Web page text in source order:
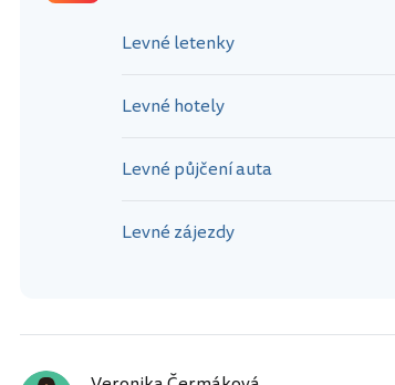
Levné letenky
Levné hotely
Levné půjčení auta
Levné zájezdy